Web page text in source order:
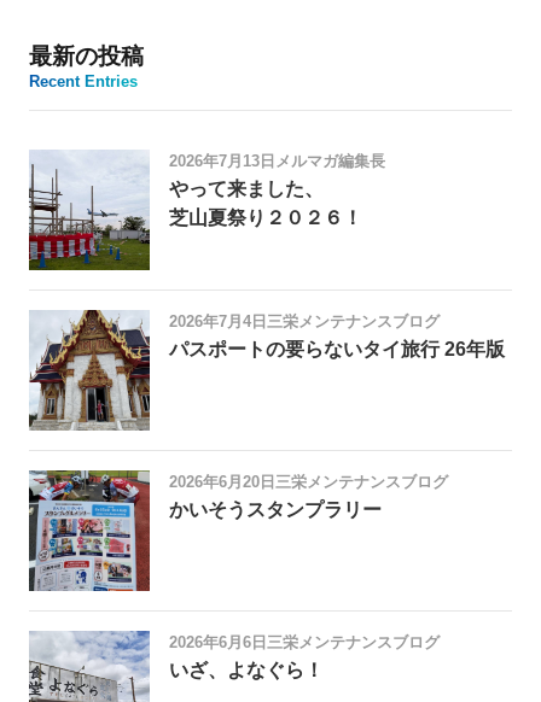
最新の投稿
Recent Entries
2026年7月13日 メルマガ編集長
やって来ました、
芝山夏祭り２０２６！
2026年7月4日 三栄メンテナンスブログ
パスポートの要らないタイ旅行 26年版
2026年6月20日 三栄メンテナンスブログ
かいそうスタンプラリー
2026年6月6日 三栄メンテナンスブログ
いざ、よなぐら！